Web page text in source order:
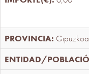
Gipuzkoa